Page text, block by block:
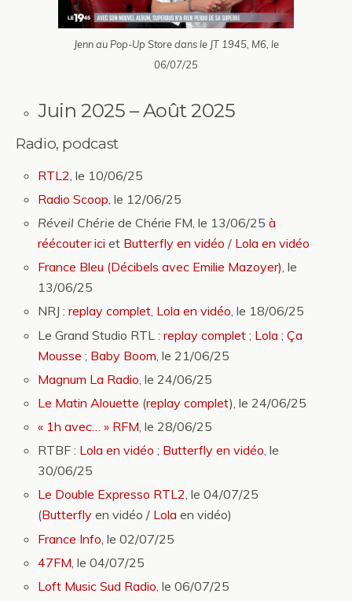
Jenn au Pop-Up Store dans le JT 1945, M6, le
06/07/25
Juin 2025 – Août 2025
Radio, podcast
RTL2 , le 10/06/25
Radio Scoop , le 12/06/25
Réveil Chérie de Chérie FM, le 13/06/25à
réécouter ici et Butterfly en vidéo / Lola en vidéo
France Bleu (Décibels avec Emilie Mazoyer), le
13/06/25
NRJ :replay complet, Lola en vidéo, le 18/06/25
Le Grand Studio RTL :replay complet ; Lola ;Ça
Mousse ; Baby Boom , le 21/06/25
Magnum La Radio , le 24/06/25
Le Matin Alouette (replay complet), le 24/06/25
« 1h avec… » RFM, le 28/06/25
RTBF : Lola en vidéo ; Butterfly en vidéo, le
30/06/25
Le Double Expresso RTL2, le 04/07/25
(Butterfly en vidéo / Lola en vidéo)
France Info , le 02/07/25
47FM , le 04/07/25
Loft Music Sud Radio, le 06/07/25